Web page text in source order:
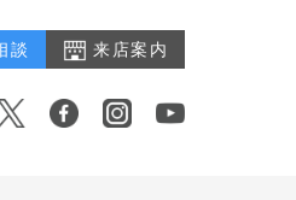
談 来店案内